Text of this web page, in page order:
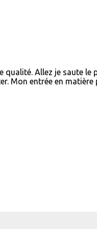
qualité. Allez je saute le
Mon entrée en matière